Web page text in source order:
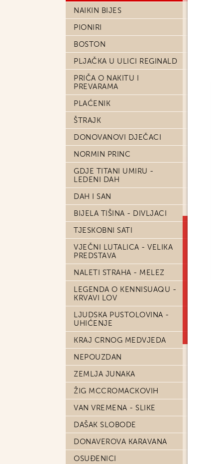
NAIKIN BIJES
PIONIRI
BOSTON
PLJAČKA U ULICI REGINALD
PRIČA O NAKITU I
PREVARAMA
PLAĆENIK
ŠTRAJK
DONOVANOVI DJEČACI
NORMIN PRINC
GDJE TITANI UMIRU -
LEDENI DAH
DAH I SAN
BIJELA TIŠINA - DIVLJACI
TJESKOBNI SATI
VJEČNI LUTALICA - VELIKA
PREDSTAVA
NALETI STRAHA - MELEZ
LEGENDA O KENNISUAQU -
KRVAVI LOV
LJUDSKA PUSTOLOVINA -
UHIĆENJE
KRAJ CRNOG MEDVJEDA
NEPOUZDAN
ZEMLJA JUNAKA
ŽIG MCCROMACKOVIH
VAN VREMENA - SLIKE
DAŠAK SLOBODE
DONAVEROVA KARAVANA
OSUĐENICI